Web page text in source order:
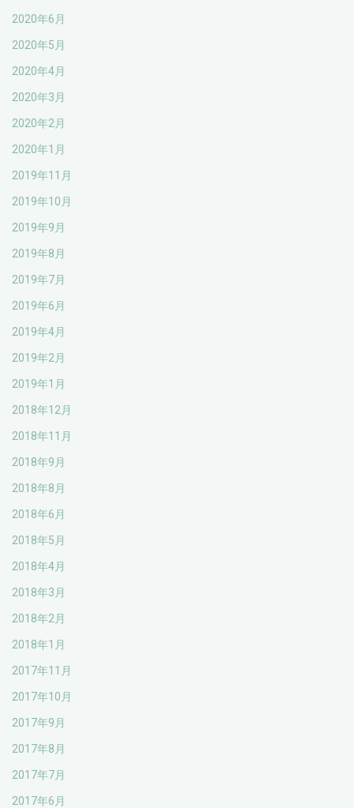
2020年6月
2020年5月
2020年4月
2020年3月
2020年2月
2020年1月
2019年11月
2019年10月
2019年9月
2019年8月
2019年7月
2019年6月
2019年4月
2019年2月
2019年1月
2018年12月
2018年11月
2018年9月
2018年8月
2018年6月
2018年5月
2018年4月
2018年3月
2018年2月
2018年1月
2017年11月
2017年10月
2017年9月
2017年8月
2017年7月
2017年6月